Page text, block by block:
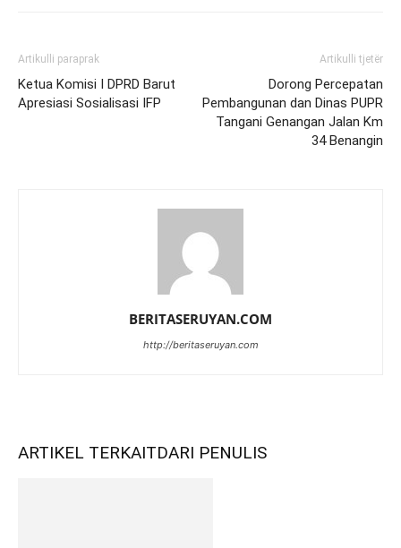
Artikulli paraprak
Ketua Komisi I DPRD Barut
Apresiasi Sosialisasi IFP
Artikulli tjetër
Dorong Percepatan
Pembangunan dan Dinas PUPR
Tangani Genangan Jalan Km
34 Benangin
BERITASERUYAN.COM
http://beritaseruyan.com
ARTIKEL TERKAITDARI PENULIS